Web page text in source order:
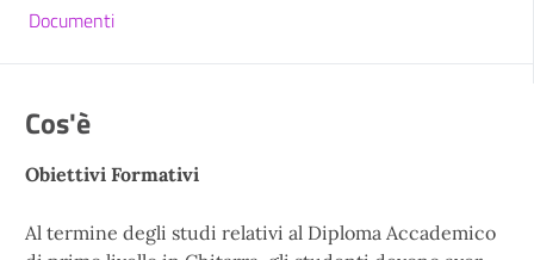
Documenti
Cos'è
Obiettivi Formativi
Al termine degli studi relativi al Diploma Accademico